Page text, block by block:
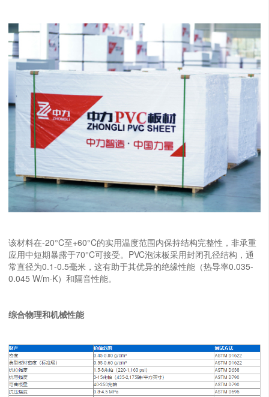
该材料在-20°C至+60°C的实用温度范围内保持结构完整性，非承重
应用中短期暴露于70°C可接受。PVC泡沫板采用封闭孔径结构，通
常直径为0.1-0.5毫米，这有助于其优异的绝缘性能（热导率0.035-
0.045 W/m·K）和隔音性能。
综合物理和机械性能